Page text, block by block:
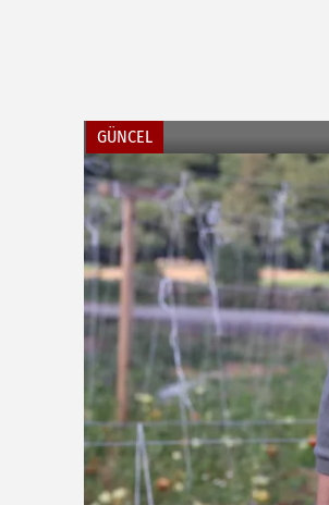
GÜNCEL